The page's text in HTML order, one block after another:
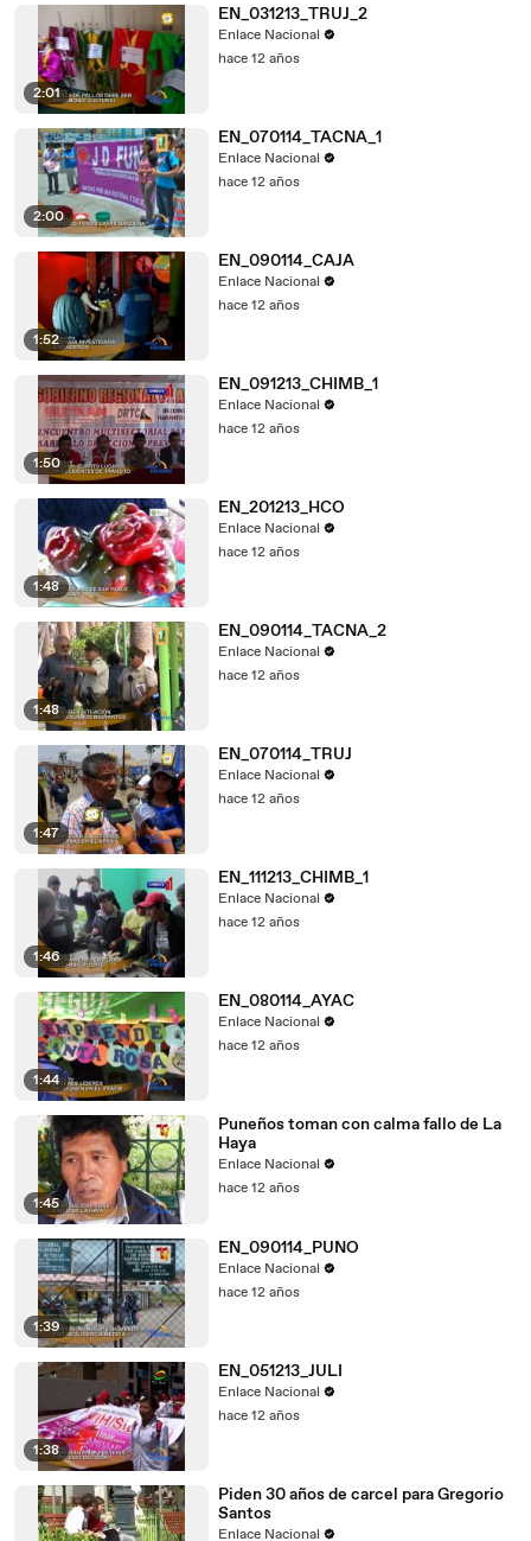
2:01
EN_031213_TRUJ_2
Enlace Nacional
hace 12 años
2:00
EN_070114_TACNA_1
Enlace Nacional
hace 12 años
1:52
EN_090114_CAJA
Enlace Nacional
hace 12 años
1:50
EN_091213_CHIMB_1
Enlace Nacional
hace 12 años
1:48
EN_201213_HCO
Enlace Nacional
hace 12 años
1:48
EN_090114_TACNA_2
Enlace Nacional
hace 12 años
1:47
EN_070114_TRUJ
Enlace Nacional
hace 12 años
1:46
EN_111213_CHIMB_1
Enlace Nacional
hace 12 años
1:44
EN_080114_AYAC
Enlace Nacional
hace 12 años
1:45
Puneños toman con calma fallo de La
Haya
Enlace Nacional
hace 12 años
1:39
EN_090114_PUNO
Enlace Nacional
hace 12 años
1:38
EN_051213_JULI
Enlace Nacional
hace 12 años
Piden 30 años de carcel para Gregorio
Santos
Enlace Nacional